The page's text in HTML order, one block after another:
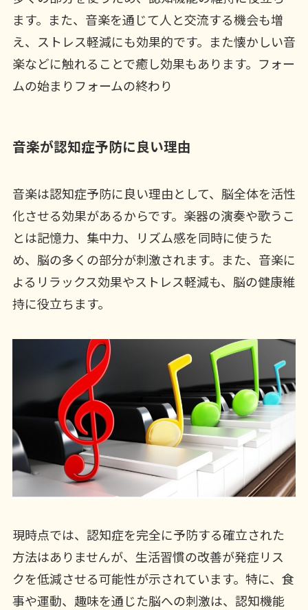
ます。また、音楽を通じて人と交流する機会も増
え、ストレス軽減にも効果的です。また懐かしい音
楽などに触れることで癒し効果もあります。フォー
ムの始まりフォームの終わり
音楽が認知症予防に良い理由
音楽は認知症予防に良い理由として、脳全体を活性
化させる効果があるからです。楽器の演奏や歌うこ
とは記憶力、集中力、リズム感を同時に使うた
め、脳の多くの部分が刺激されます。また、音楽に
よるリラックス効果やストレス軽減も、脳の健康維
持に役立ちます。
現時点では、認知症を完全に予防する確立された
方法はありませんが、生活習慣の改善が発症リス
クを低減させる可能性が示されています。特に、食
事や運動、趣味を通じた脳への刺激は、認知機能